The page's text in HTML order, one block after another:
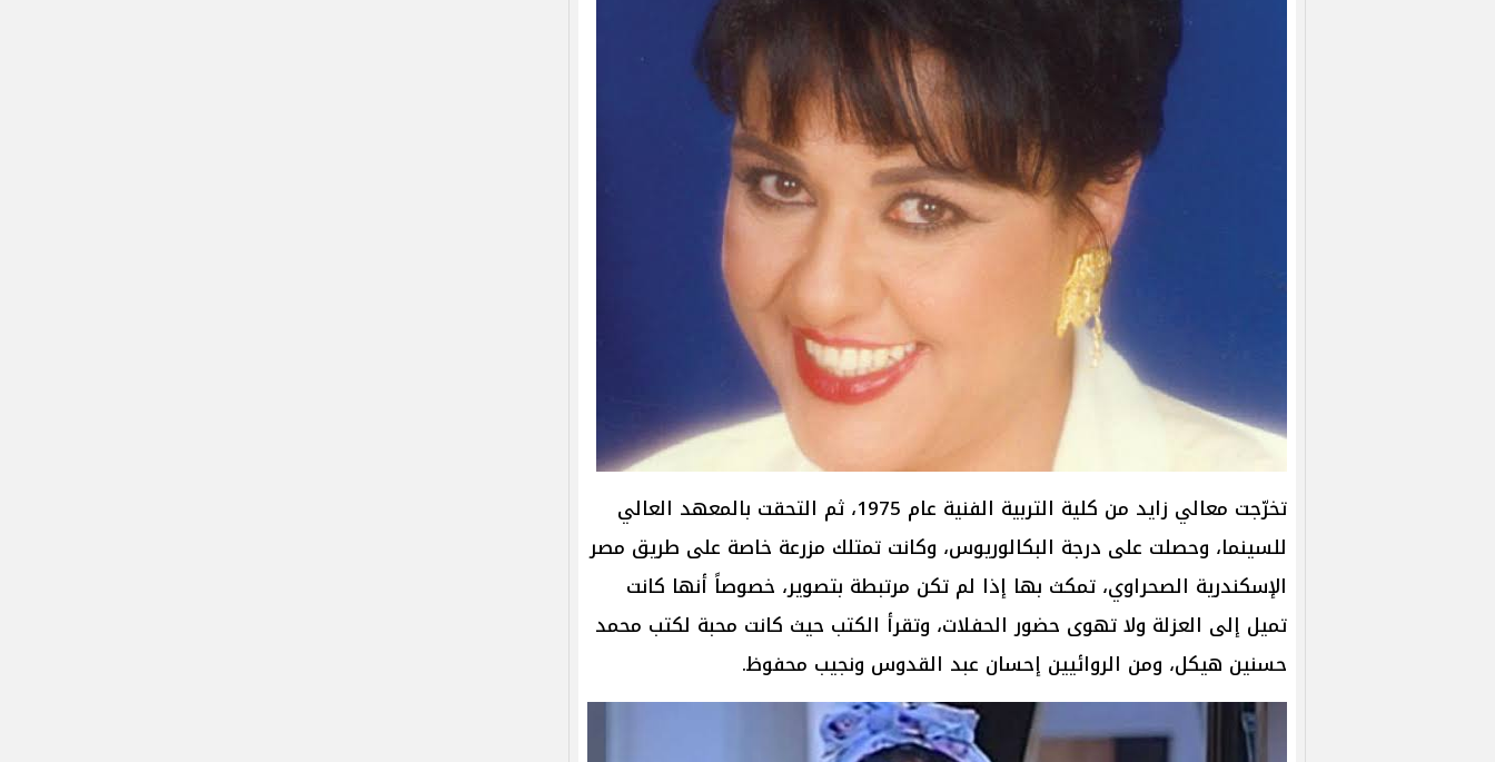
تخرّجت معالي زايد من كلية التربية الفنية عام 1975، ثم التحقت بالمعهد العالي
للسينما، وحصلت على درجة البكالوريوس، وكانت تمتلك مزرعة خاصة على طريق مصر
الإسكندرية الصحراوي، تمكث بها إذا لم تكن مرتبطة بتصوير، خصوصاً أنها كانت
تميل إلى العزلة ولا تهوى حضور الحفلات، وتقرأ الكتب حيث كانت محبة لكتب محمد
حسنين هيكل، ومن الروائيين إحسان عبد القدوس ونجيب محفوظ.